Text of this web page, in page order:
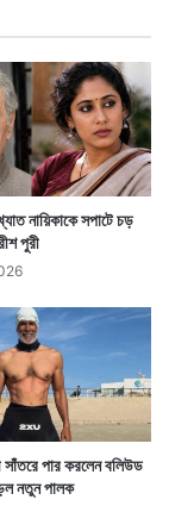
করতে পারেন। যে
কাজ। কিন্তু দয়া
নায়িকাকে সপাটে চড়
পুরী
সাঁতরে পার করলেন বলিউড
নতুন পালক